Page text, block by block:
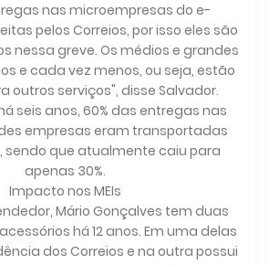
nas microempresas do e-
pelos Correios, por isso eles são
nessa greve. Os médios e grandes
e cada vez menos, ou seja, estão
outros serviços", disse Salvador.
seis anos, 60% das entregas nas
empresas eram transportadas
sendo que atualmente caiu para
apenas 30%.
Impacto nos MEIs
Mário Gonçalves tem duas
há 12 anos. Em uma delas
dos Correios e na outra possui